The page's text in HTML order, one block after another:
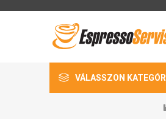
VÁLASSZON